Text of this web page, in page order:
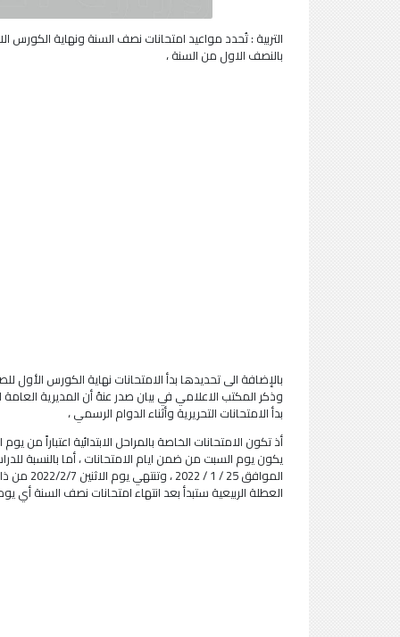
بالنصف الاول من السنة ،
وذكر المكتب الاعلامي في بيان صدر عنهُ أن المديرية
بدأ الامتحانات التحريرية وأثناء الدوام الرسمي ،
يكون يوم السبت من ضمن ايام الامتحانات ، أما بالنسبة
العطلة الربيعية ستبدأ بعد انتهاء امتحانات نصف السنة أي يوم الثلاثاء الموافق (2022/2/8)